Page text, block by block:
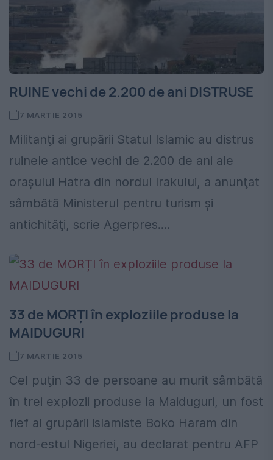
RUINE vechi de 2.200 de ani DISTRUSE
7 MARTIE 2015
Militanţi ai grupării Statul Islamic au distrus
ruinele antice vechi de 2.200 de ani ale
oraşului Hatra din nordul Irakului, a anunţat
sâmbătă Ministerul pentru turism şi
antichităţi, scrie Agerpres....
33 de MORȚI în exploziile produse la
MAIDUGURI
7 MARTIE 2015
Cel puţin 33 de persoane au murit sâmbătă
în trei explozii produse la Maiduguri, un fost
fief al grupării islamiste Boko Haram din
nord-estul Nigeriei, au declarat pentru AFP